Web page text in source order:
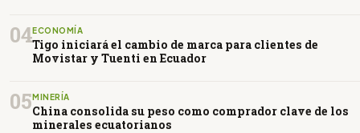
04ECONOMÍA
Tigo iniciará el cambio de marca para clientes de
Movistar y Tuenti en Ecuador
05MINERÍA
China consolida su peso como comprador clave de los
minerales ecuatorianos